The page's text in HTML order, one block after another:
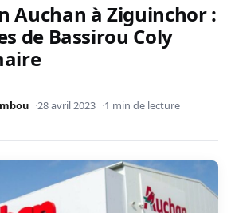
Auchan à Ziguinchor :
de Bassirou Coly
28 avril 2023 1 min de lecture